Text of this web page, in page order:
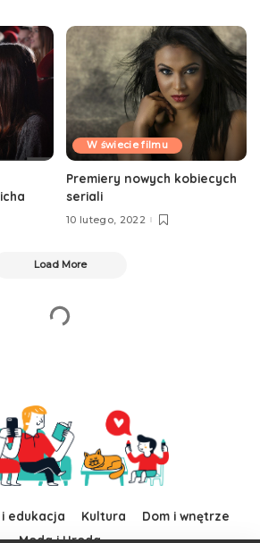
W świecie filmu
Premiery nowych kobiecych
seriali
10 lutego, 2022
Load More
i edukacja Kultura
Dom i wnętrze
Moda i Uroda